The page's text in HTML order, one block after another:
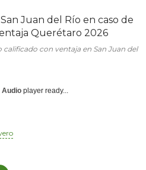
con ventaja en San Juan del
Audio player ready...